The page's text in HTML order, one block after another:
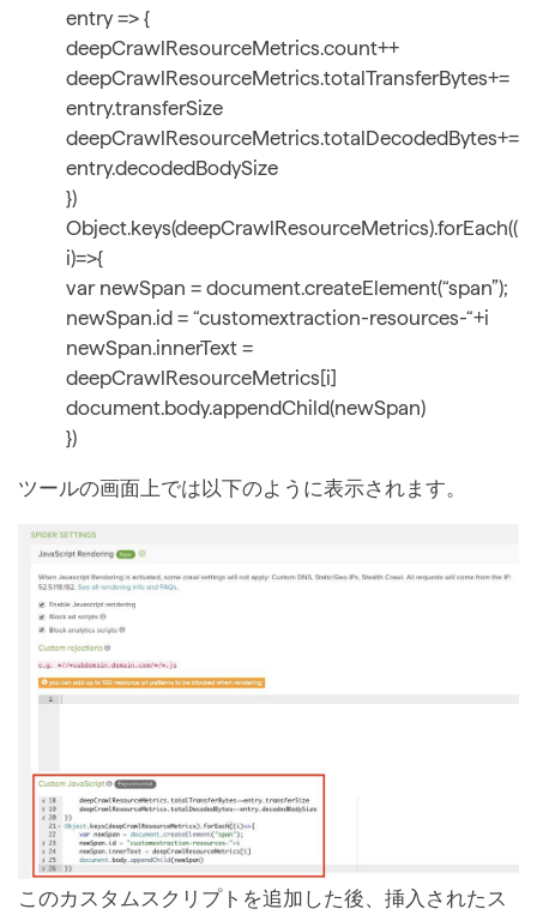
entry => {
deepCrawlResourceMetrics.count++
deepCrawlResourceMetrics.totalTransferBytes+=
entry.transferSize
deepCrawlResourceMetrics.totalDecodedBytes+=
entry.decodedBodySize
})
Object.keys(deepCrawlResourceMetrics).forEach((
i)=>{
var newSpan = document.createElement(“span”);
newSpan.id = “customextraction-resources-“+i
newSpan.innerText =
deepCrawlResourceMetrics[i]
document.body.appendChild(newSpan)
})
ツールの画面上では以下のように表示されます。
このカスタムスクリプトを追加した後、挿入されたス